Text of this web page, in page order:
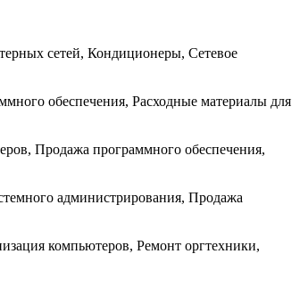
сетей, Кондиционеры, Сетевое
обеспечения, Расходные материалы для
Продажа программного обеспечения,
администрирования, Продажа
компьютеров, Ремонт оргтехники,